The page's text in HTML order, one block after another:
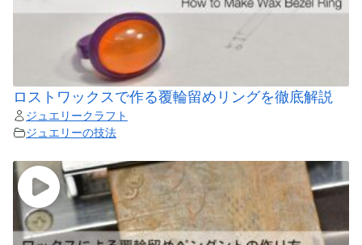
ロストワックスで作る覆輪留めリングを徹底解説
ジュエリークラフト
ジュエリーの技法